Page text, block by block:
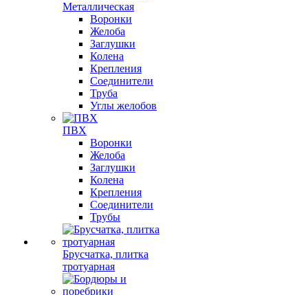
Металлическая
Воронки
Желоба
Заглушки
Колена
Крепления
Соединители
Труба
Углы желобов
ПВХ
Воронки
Желоба
Заглушки
Колена
Крепления
Соединители
Трубы
Брусчатка, плитка
тротуарная